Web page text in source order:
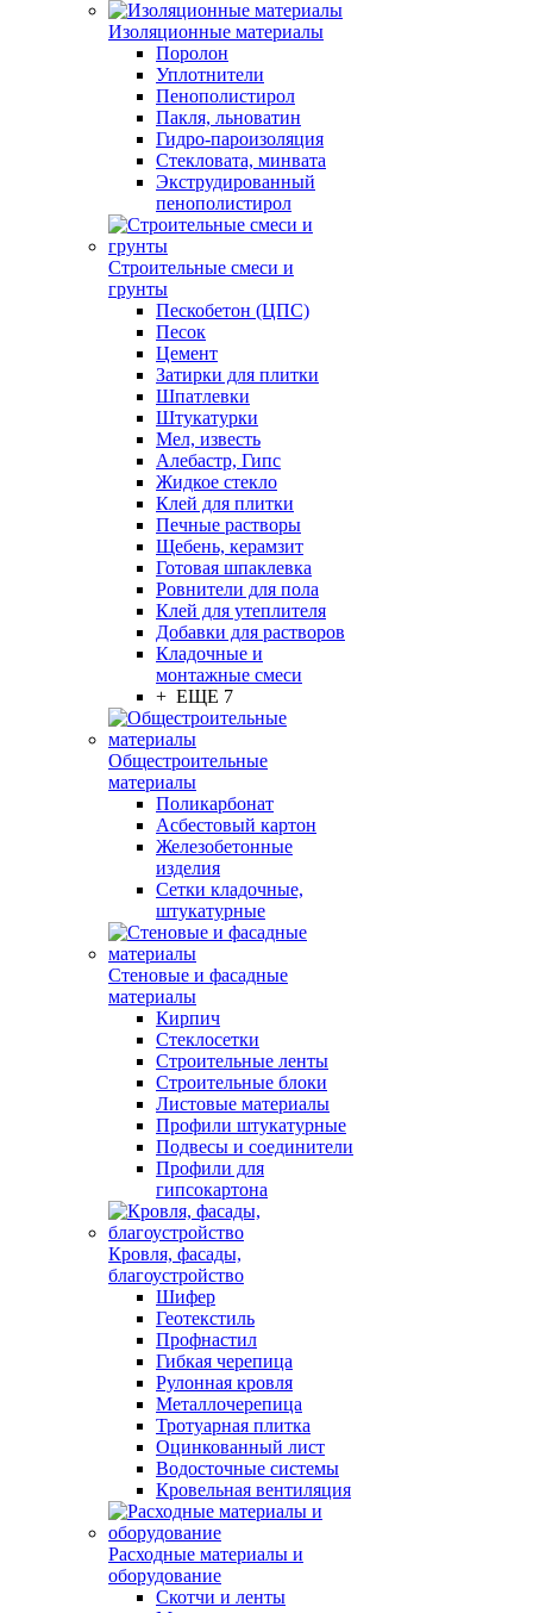
Изоляционные материалы
Поролон
Уплотнители
Пенополистирол
Пакля, льноватин
Гидро-пароизоляция
Стекловата, минвата
Экструдированный
пенополистирол
Строительные смеси и
грунты
Пескобетон (ЦПС)
Песок
Цемент
Затирки для плитки
Шпатлевки
Штукатурки
Мел, известь
Алебастр, Гипс
Жидкое стекло
Клей для плитки
Печные растворы
Щебень, керамзит
Готовая шпаклевка
Ровнители для пола
Клей для утеплителя
Добавки для растворов
Кладочные и
монтажные смеси
+ ЕЩЕ 7
Общестроительные
материалы
Поликарбонат
Асбестовый картон
Железобетонные
изделия
Сетки кладочные,
штукатурные
Стеновые и фасадные
материалы
Кирпич
Стеклосетки
Строительные ленты
Строительные блоки
Листовые материалы
Профили штукатурные
Подвесы и соединители
Профили для
гипсокартона
Кровля, фасады,
благоустройство
Шифер
Геотекстиль
Профнастил
Гибкая черепица
Рулонная кровля
Металлочерепица
Тротуарная плитка
Оцинкованный лист
Водосточные системы
Кровельная вентиляция
Расходные материалы и
оборудование
Скотчи и ленты